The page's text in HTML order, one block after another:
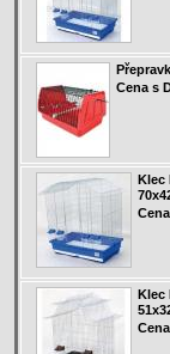
Cena s
Klec
Klec